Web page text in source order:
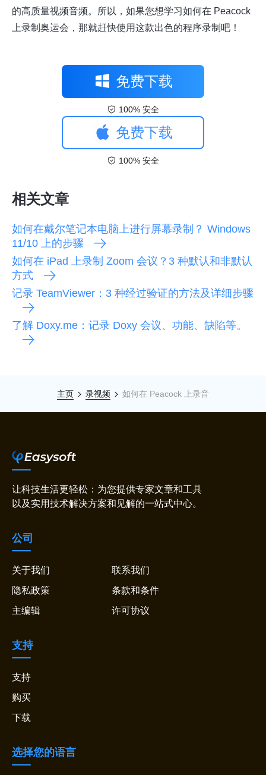
的高质量视频音频。所以，如果您想学习如何在 Peacock
上录制奥运会，那就赶快使用这款出色的程序录制吧！
免费下载
100% 安全
免费下载
100% 安全
相关文章
如何在戴尔笔记本电脑上进行屏幕录制？ Windows
11/10 上的步骤
如何在 iPad 上录制 Zoom 会议？3 种默认和非默认
方式
记录 TeamViewer：3 种经过验证的方法及详细步骤
了解 Doxy.me：记录 Doxy 会议、功能、缺陷等。
主页 录视频 如何在 Peacock 上录音
让科技生活更轻松：为您提供专家文章和工具
以及实用技术解决方案和见解的一站式中心。
公司
关于我们
联系我们
隐私政策
条款和条件
主编辑
许可协议
支持
支持
购买
下载
选择您的语言